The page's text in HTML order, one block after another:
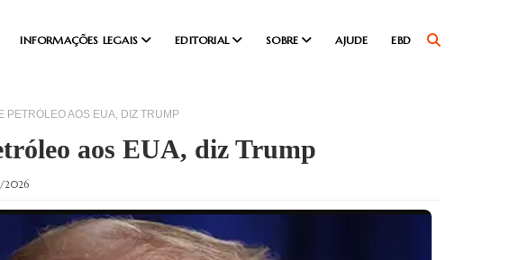
INFORMAÇÕES LEGAIS EDITORIAL SOBRE AJUDE EBD
AOS EUA, DIZ TRUMP
aos EUA, diz Trump
2026